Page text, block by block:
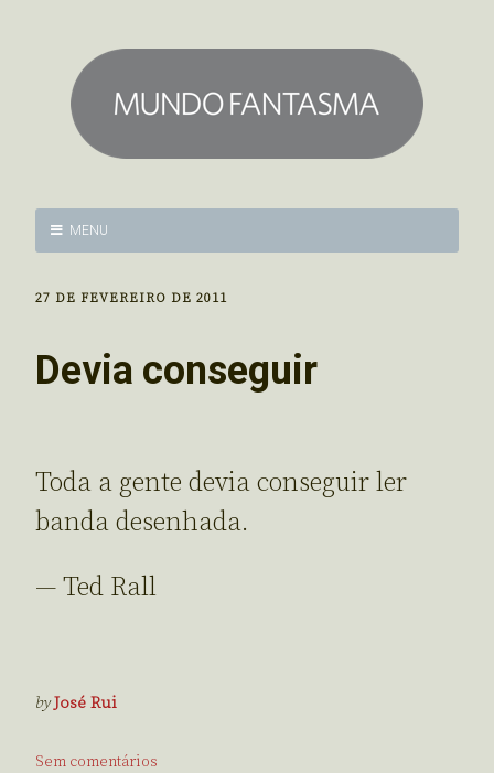
MENU
27 DE FEVEREIRO DE 2011
Devia conseguir
Toda a gente devia conseguir ler
banda desenhada.
— Ted Rall
byJosé Rui
Sem comentários